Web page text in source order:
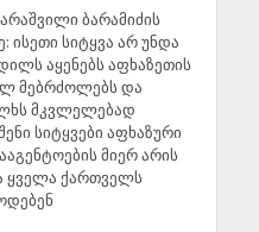
ბარამიძის
ისეთი სიტყვა არ უნდა
აყენებს აფხაზეთის
მებრძოლებს და
მკვლელებად
სიტყვები აფხაზური
მიერ არის
ყველა ქართველს